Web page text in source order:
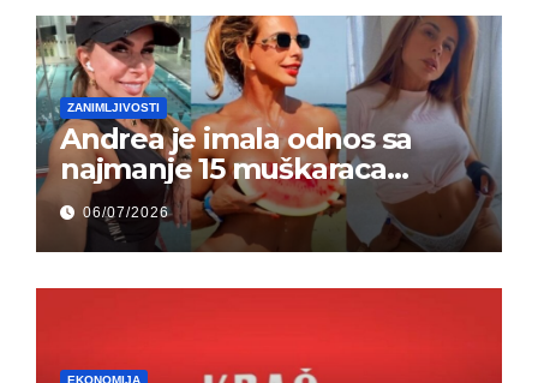
ZANIMLJIVOSTI
Andrea je imala odnos sa
najmanje 15 muškaraca
odjednom – „Doktor mi je
rekao…“ (FOTO)
06/07/2026